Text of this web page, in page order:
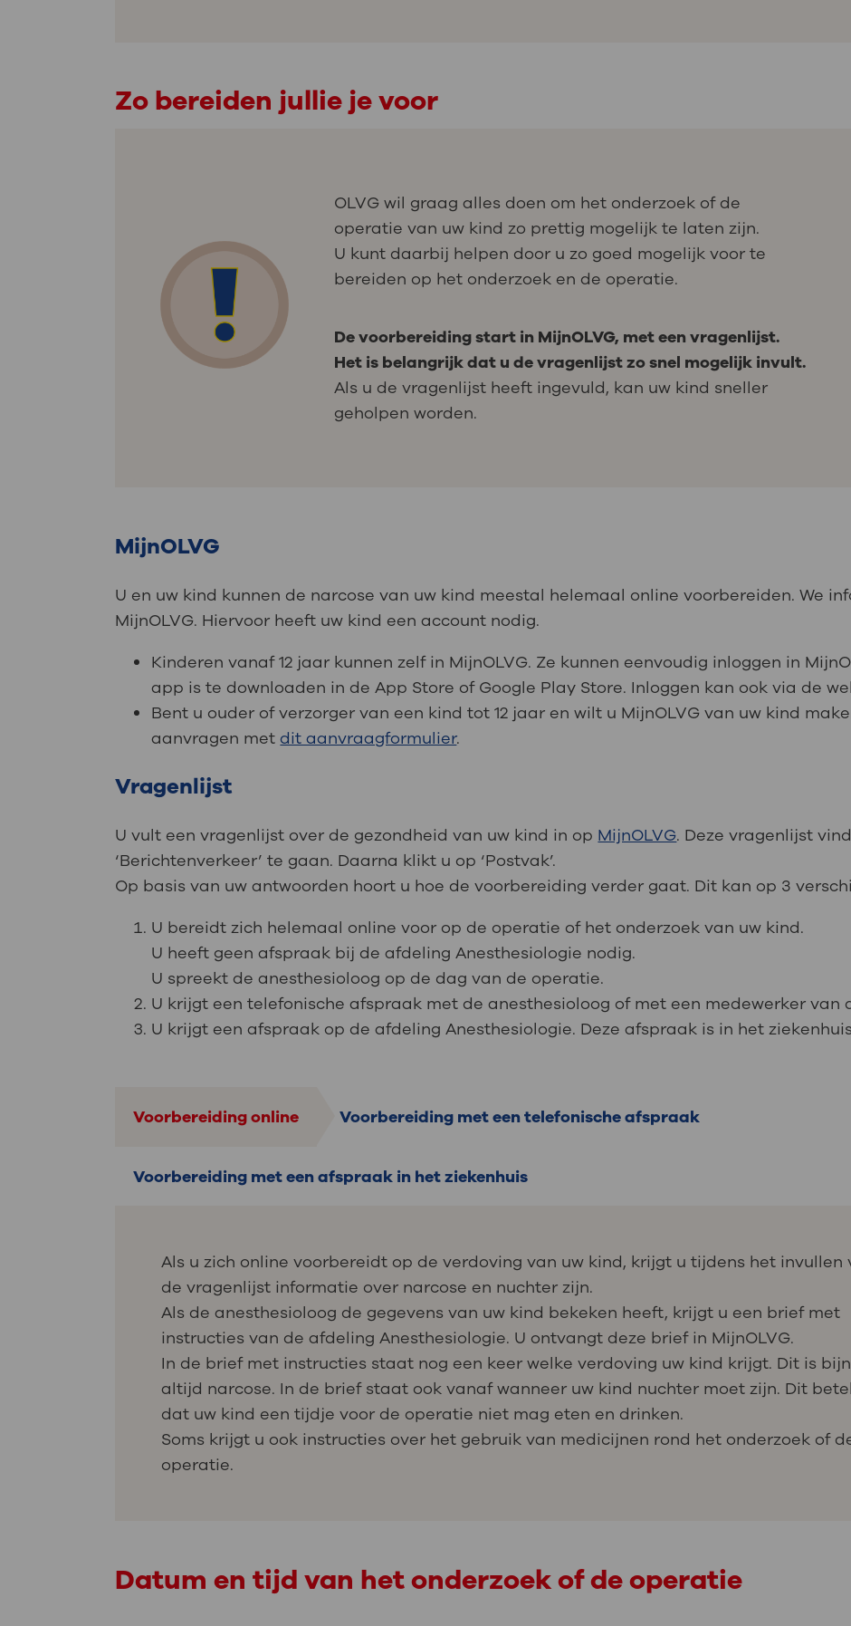
Zo bereiden jullie je voor
OLVG wil graag alles doen om het onderzoek of de
operatie van uw kind zo prettig mogelijk te laten zijn.
U kunt daarbij helpen door u zo goed mogelijk voor te
bereiden op het onderzoek en de operatie.
De voorbereiding start in MijnOLVG, met een vragenlijst.
Het is belangrijk dat u de vragenlijst zo snel mogelijk invult.
Als u de vragenlijst heeft ingevuld, kan uw kind sneller
geholpen worden.
MijnOLVG
U en uw kind kunnen de narcose van uw kind meestal helemaal online voorbereiden. We
MijnOLVG. Hiervoor heeft uw kind een account nodig.
Kinderen vanaf 12 jaar kunnen zelf in MijnOLVG. Ze kunnen eenvoudig inloggen in
app is te downloaden in de App Store of Google Play Store. Inloggen kan ook via de
Bent u ouder of verzorger van een kind tot 12 jaar en wilt u MijnOLVG van uw kind
aanvragen metdit aanvraagformulier.
Vragenlijst
U vult een vragenlijst over de gezondheid van uw kind in op MijnOLVG. Deze vragenlijst
‘Berichtenverkeer’ te gaan. Daarna klikt u op ‘Postvak’.
Op basis van uw antwoorden hoort u hoe de voorbereiding verder gaat. Dit kan op 3
U bereidt zich helemaal online voor op de operatie of het onderzoek van uw kind.
U heeft geen afspraak bij de afdeling Anesthesiologie nodig.
U spreekt de anesthesioloog op de dag van de operatie.
U krijgt een telefonische afspraak met de anesthesioloog of met een medewerker van
U krijgt een afspraak op de afdeling Anesthesiologie. Deze afspraak is in het
Voorbereiding online Voorbereiding met een telefonische afspraak
Voorbereiding met een afspraak in het ziekenhuis
Als u zich online voorbereidt op de verdoving van uw kind, krijgt u tijdens het invullen
de vragenlijst informatie over narcose en nuchter zijn.
Als de anesthesioloog de gegevens van uw kind bekeken heeft, krijgt u een brief met
instructies van de afdeling Anesthesiologie. U ontvangt deze brief in MijnOLVG.
In de brief met instructies staat nog een keer welke verdoving uw kind krijgt. Dit is
altijd narcose. In de brief staat ook vanaf wanneer uw kind nuchter moet zijn. Dit
dat uw kind een tijdje voor de operatie niet mag eten en drinken.
Soms krijgt u ook instructies over het gebruik van medicijnen rond het onderzoek of
operatie.
Datum en tijd van het onderzoek of de operatie